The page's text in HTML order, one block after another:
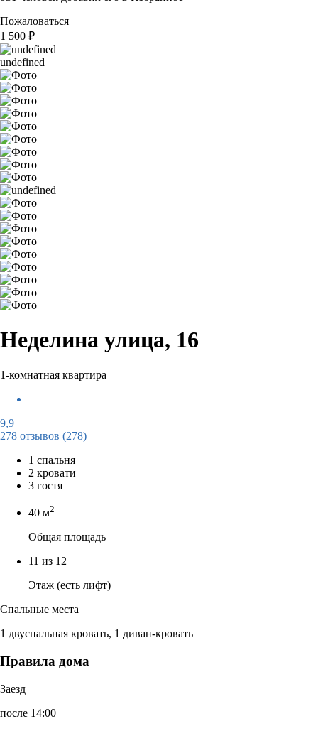
Пожаловаться
1 500 ₽
undefined
Неделина улица, 16
1-комнатная квартира
9,9
278 отзывов (278)
1 спальня
2 кровати
3 гостя
40 м2
Общая площадь
11 из 12
Этаж (есть лифт)
Спальные места
1 двуспальная кровать, 1 диван-кровать
Правила дома
Заезд
после 14:00